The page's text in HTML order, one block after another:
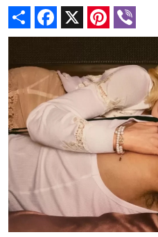
Share Facebook Pinterest